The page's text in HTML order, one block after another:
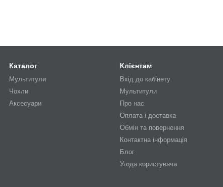
Каталог
Мультитули
Чохли
Аксесуари
Клієнтам
Вхід до кабінету
Мультитули
Про нас
Оплата і доставка
Обмін та повернення
Контактна інформація
Блог
Угода користувача